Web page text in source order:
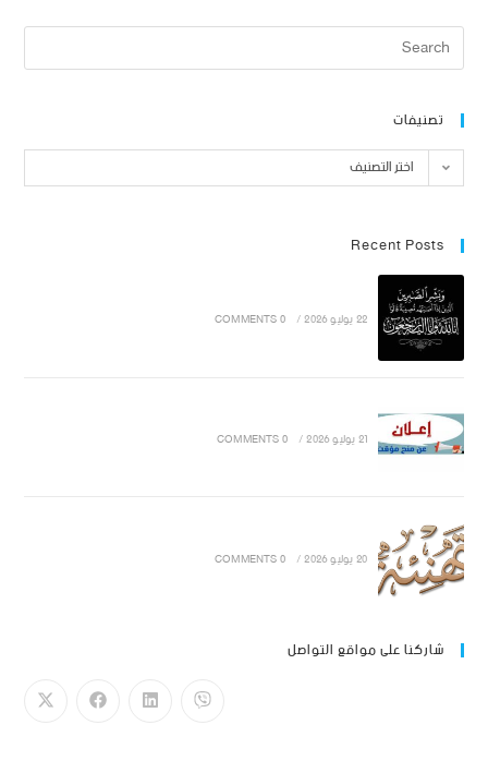
تصنيفات
اختر التصنيف
Recent Posts
22 يوليو 2026 /
0 COMMENTS
21 يوليو 2026 /
0 COMMENTS
20 يوليو 2026 /
0 COMMENTS
شاركنا على مواقع التواصل